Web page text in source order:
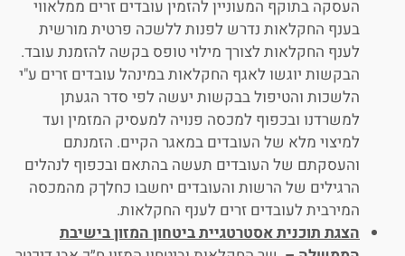
העסקה בתוקף המעוניין להזמין עובדים זרים ממלאווי
בענף החקלאות נדרש לפנות ללשכה פרטית מורשית
לענף החקלאות לצורך מילוי טופס בקשה להזמנת עובד.
הבקשות יוגשו לאגף החקלאות במינהל עובדים זרים ע"י
הלשכות והטיפול בבקשות יעשה לפי סדר הגעתן
למשרדנו ובכפוף למכסה פנויה למעסיק המזמין ועד
למיצוי מלא של העובדים במאגר הקיים. הזמנתם
והעסקתם של העובדים תעשה בהתאם ובכפוף לנהלים
הרגילים של הרשות והעובדים יחשבו כחלךק מהמכסה
המירבית לעובדים זרים לענף החקלאות.
הצגת תוכנית אסטרטגיית ביטחון המזון בישיבת